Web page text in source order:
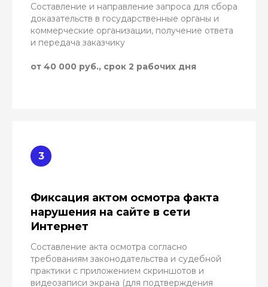
Составление и направление запроса для сбора
доказательств в государственные органы и
коммерческие организации, получение ответа
и передача заказчику
от 40 000 руб., срок 2 рабочих дня
Фиксация актом осмотра факта
нарушения на сайте в сети
Интернет
Составление акта осмотра согласно
требованиям законодательства и судебной
практики с приложением скриншотов и
видеозаписи экрана (для подтверждения